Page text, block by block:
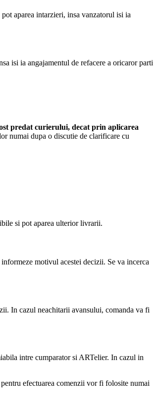
aparea intarzieri, insa vanzatorul isi ia
isi ia angajamentul de refacere a oricaror parti
predat curierului, decat prin aplicarea
numai dupa o discutie de clarificare cu
si pot aparea ulterior livrarii.
motivul acestei decizii. Se va incerca
In cazul neachitarii avansului, comanda va fi
intre cumparator si ARTelier. In cazul in
efectuarea comenzii vor fi folosite numai